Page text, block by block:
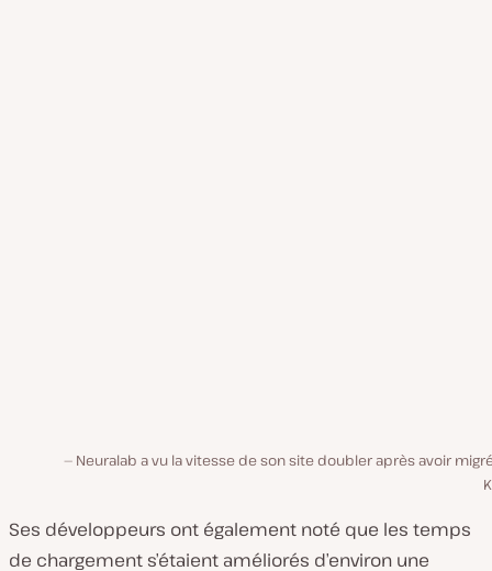
Neuralab a vu la vitesse de son site doubler après avoir
Ses développeurs ont également noté que les temps
de chargement s’étaient améliorés d’environ une